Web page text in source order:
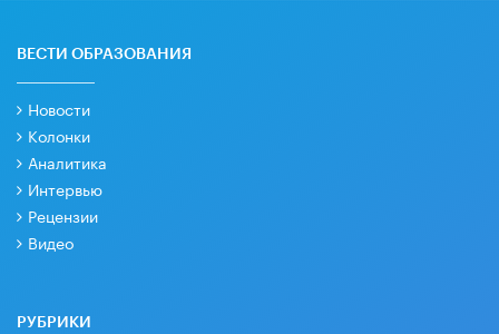
ВЕСТИ ОБРАЗОВАНИЯ
Новости
Колонки
Аналитика
Интервью
Рецензии
Видео
РУБРИКИ